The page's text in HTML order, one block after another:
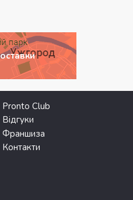
Pronto Club
Відгуки
Франшиза
Контакти